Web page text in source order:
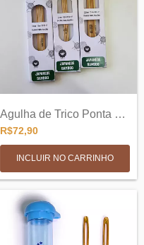
Agulha de Trico Ponta Dupla - Bamboo 15c...
R$72,90
INCLUIR NO CARRINHO